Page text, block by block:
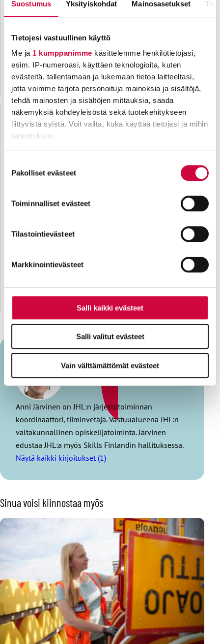
Suostumus Yksityiskohdat Mainosasetukset
Tietojesi vastuullinen käyttö
Me ja 1 kumppanimme käsittelemme henkilötietojasi,
esim. IP-numeroasi, käyttäen teknologioita, kuten
evästeitä, tallentamaan ja lukemaan tietoa laitteeltasi,
jotta voimme tarjota personoituja mainoksia ja sisältöjä,
tehdä mainosten ja sisältöjen mittauksia, saada
näkemyksiä kohdeyleisöstä sekä tuotekehitykseen
liittyvistä syistä. Voit valita, kuka käyttää tietojasi ja mihin
tarkoituksiin.
voit määrittää asetuksesi
. Voit muuttaa
parantavia, ja osaa käytetään tilastointi- tai
valinta
Pakolliset evästeet
Toiminnalliset evästeet
Tilastointievästeet
Markkinointievästeet
Salli kaikki evästeet
Salli valitut evästeet
Vain välttämättömät evästeet
Anni Järvinen
Anni Järvinen on JHL:n järjestötoiminnan
koordinaattori, tiiminvetäjä. Vastuualueena JHL:n
valtakunnallinen opiskelijatoiminta. Järvinen
edustaa JHL:a myös Skills Finlandin hallituksessa.
Näytä kaikki kirjoitukset (1)
Sinua voisi kiinnostaa myös